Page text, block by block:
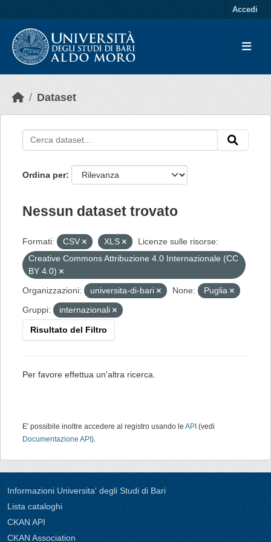
Accedi
Dataset
Ordina per
Nessun dataset trovato
Formati: CSV XLS
Licenze sulle risorse:
Creative Commons Attribuzione 4.0 Internazionale (CC
BY 4.0)
Organizzazioni:
universita-di-bari None:
Puglia
Gruppi:
internazionali
Risultato del Filtro
Per favore effettua un'altra ricerca.
E' possibile inoltre accedere al registro usando le API (vedi
Documentazione API ).
Informazioni Universita' degli Studi di Bari
Lista cataloghi
CKAN API
CKAN Association